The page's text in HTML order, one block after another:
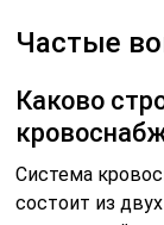
Частые
Каково
Система
состоит из